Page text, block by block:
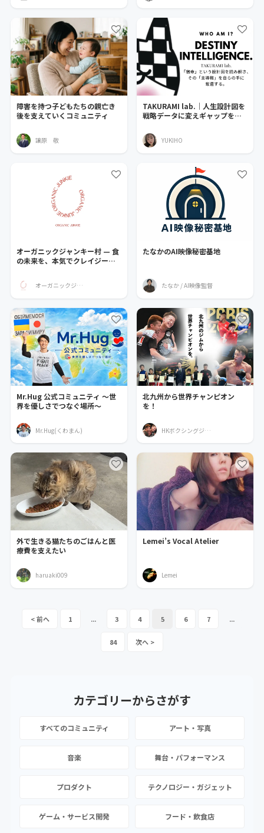
障害を持つ子どもたちの親亡き
後を支えていくコミュニティ
讓原 敬
TAKURAMI lab.｜人生設計図を
戦略データに変えギャップを武
YUKIHO
オーガニックジャンキー村 — 食
の未来を、本気でクレイジーに
オーガニックジャンキー
たなかのAI映像秘密基地
たなか / AI映像監督
Mr.Hug 公式コミュニティ 〜世
界を優しさでつなぐ場所〜
Mr.Hug(くわまん)
北九州から世界チャンピオン
を！
HKボクシングジムを応援する会
外で生きる猫たちのごはんと医
療費を支えたい
haruaki009
Lemei’s Vocal Atelier
Lemei
1 ... 3 4 5 6 7 ...
84
カテゴリーからさがす
すべてのコミュニティ アート・写真
音楽 舞台・パフォーマンス
プロダクト テクノロジー・ガジェット
ゲーム・サービス開発 フード・飲食店